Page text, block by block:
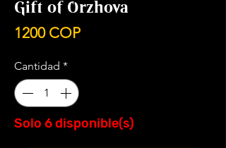
Gift of Orzhova
1200 COPPrecio
Cantidad *
Solo 6 disponible(s)